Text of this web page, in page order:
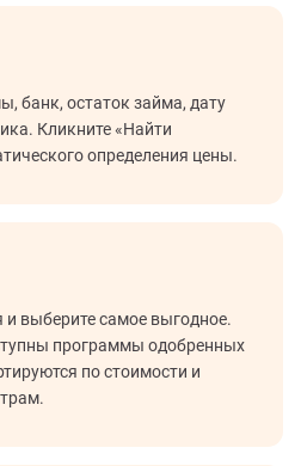
банк, остаток займа, дату
Кликните «Найти
определения цены.
выберите самое выгодное.
программы одобренных
по стоимости и